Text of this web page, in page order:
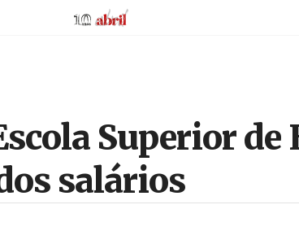
AbrilAbril
Superior
salários